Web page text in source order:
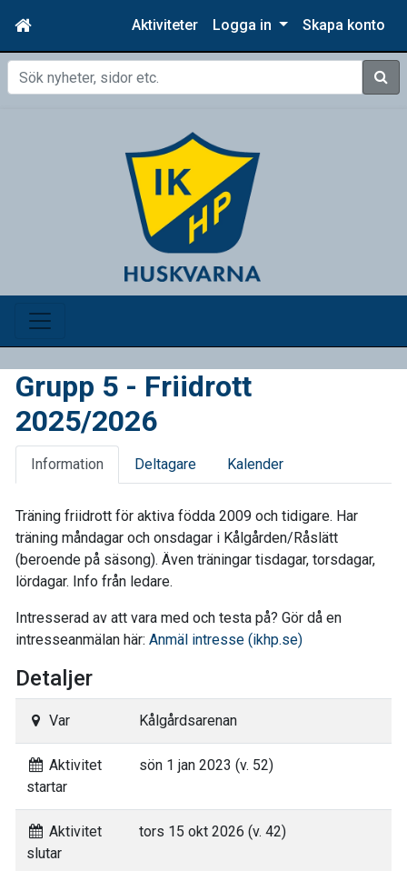
Aktiviteter Logga in Skapa konto
Sök
Grupp 5 - Friidrott
2025/2026
Information Deltagare Kalender
Träning friidrott för aktiva födda 2009 och tidigare. Har
träning måndagar och onsdagar i Kålgården/Råslätt
(beroende på säsong). Även träningar tisdagar, torsdagar,
lördagar. Info från ledare.
Intresserad av att vara med och testa på? Gör då en
intresseanmälan här: Anmäl intresse (ikhp.se)
Detaljer
Var Kålgårdsarenan
Aktivitet
startar
sön 1 jan 2023 (v. 52)
Aktivitet
slutar
tors 15 okt 2026 (v. 42)